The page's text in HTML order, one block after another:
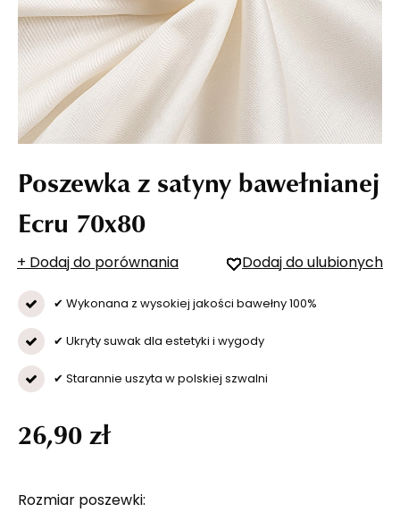
Poszewka z satyny bawełnianej
Ecru 70x80
+ Dodaj do porównania Dodaj do ulubionych
✔ Wykonana z wysokiej jakości bawełny 100%
✔ Ukryty suwak dla estetyki i wygody
✔ Starannie uszyta w polskiej szwalni
Rozmiar poszewki
26,90 zł